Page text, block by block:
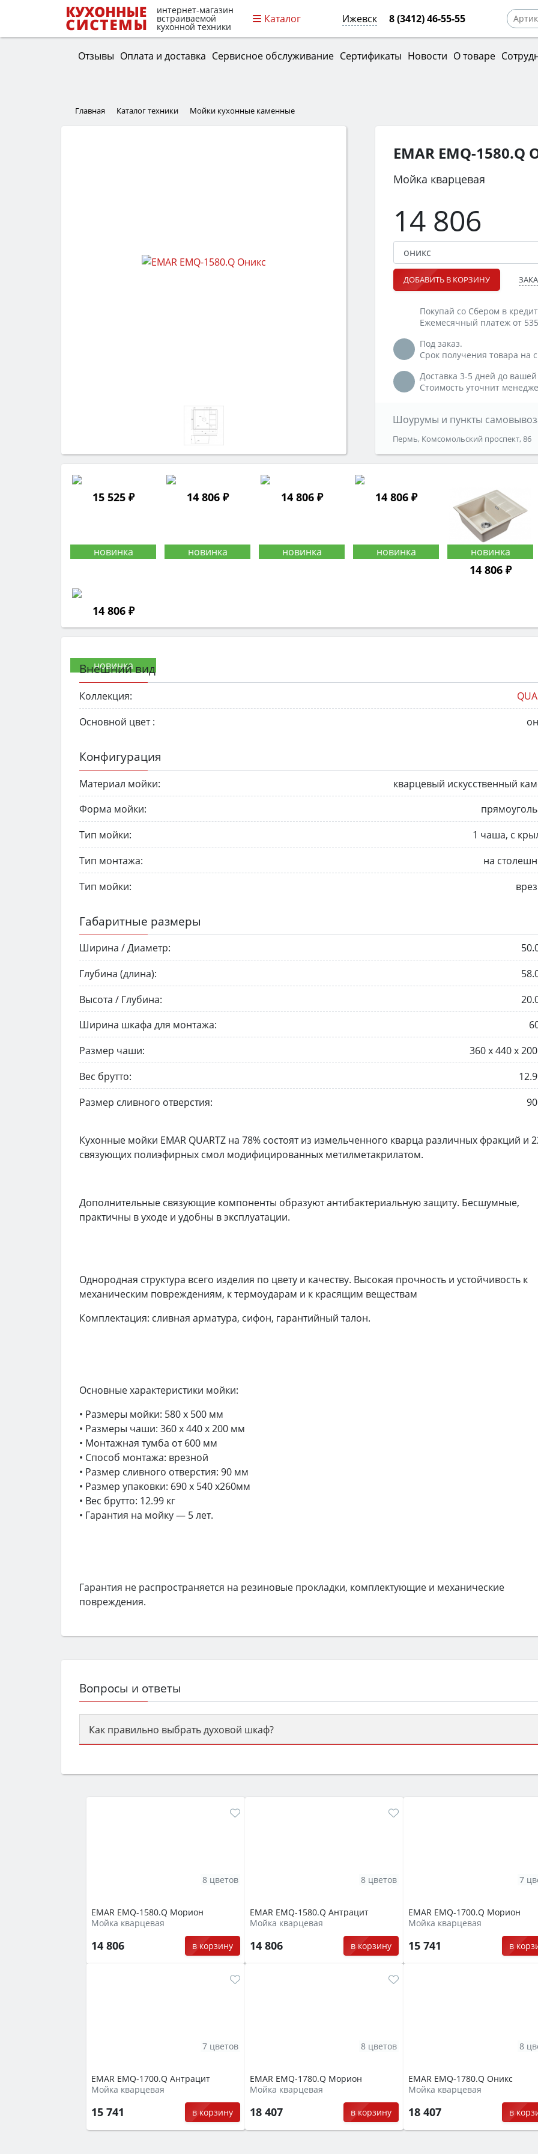
интернет-магазин
встраиваемой
кухонной техники
Каталог Ижевск 8 (3412) 46-55-55
Отзывы Оплата и доставка Сервисное обслуживание Сертификаты Новости О товаре
Главная Каталог техники Мойки кухонные каменные
15 525 ₽ 14 806 ₽ 14 806 ₽ 14 806 ₽
14 806 ₽
14 806 ₽
EMAR EMQ-
Мойка кварцевая
14 806
ДОБАВИТЬ В КОРЗИНУ
Покупай со Сбером в
Ежемесячный платеж от
Под заказ.
Срок получения товара на
Доставка 3-5 дней до
Стоимость уточнит
Шоурумы и пункты
Пермь, Комсомольский проспект, 86
Внешний вид
Коллекция:
Основной цвет :
Конфигурация
Материал мойки:
кварцевый искусственный
Форма мойки:
Тип мойки:
1 чаша, с
Тип монтажа:
на
Тип мойки:
Габаритные размеры
Ширина / Диаметр:
Глубина (длина):
Высота / Глубина:
Ширина шкафа для монтажа:
Размер чаши:
360 x 440 х
Вес брутто:
Размер сливного отверстия:
Кухонные мойки EMAR QUARTZ на 78% состоят из измельченного кварца различных фракций и
связующих полиэфирных смол модифицированных метилметакрилатом.
Дополнительные связующие компоненты образуют антибактериальную защиту. Бесшумные,
практичны в уходе и удобны в эксплуатации.
Однородная структура всего изделия по цвету и качеству. Высокая прочность и устойчивость к
механическим повреждениям, к термоударам и к красящим веществам
Комплектация: сливная арматура, сифон, гарантийный талон.
Основные характеристики мойки:
• Размеры мойки: 580 x 500 мм
• Размеры чаши: 360 x 440 х 200 мм
• Монтажная тумба от 600 мм
• Способ монтажа: врезной
• Размер сливного отверстия: 90 мм
• Размер упаковки: 690 х 540 х260мм
• Вес брутто: 12.99 кг
• Гарантия на мойку — 5 лет.
Гарантия не распространяется на резиновые прокладки, комплектующие и механические
повреждения.
Вопросы и ответы
Как правильно выбрать духовой шкаф?
семьи, класс энергопотребления не ниже A и нужные функции (конвекция, гриль,
EMAR EMQ-1580.Q Морион
Мойка кварцевая
14 806 в корзину
8 цветов
EMAR EMQ-1580.Q Антрацит
Мойка кварцевая
14 806 в корзину
8 цветов
EMAR EMQ-1700.Q Морион
Мойка кварцевая
15 741 в
7
EMAR EMQ-1700.Q Антрацит
Мойка кварцевая
15 741 в корзину
7 цветов
EMAR EMQ-1780.Q Морион
Мойка кварцевая
18 407 в корзину
8 цветов
EMAR EMQ-1780.Q Оникс
Мойка кварцевая
18 407 в
8